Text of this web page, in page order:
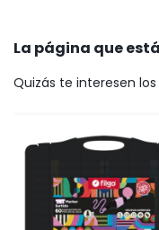
La página que
Quizás te interesen